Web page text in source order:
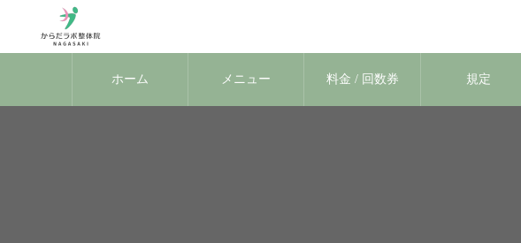
ホーム メニュー 料金 / 回数券 規定